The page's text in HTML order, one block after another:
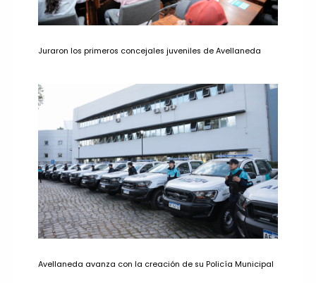
Juraron los primeros concejales juveniles de Avellaneda
Avellaneda avanza con la creación de su Policía Municipal